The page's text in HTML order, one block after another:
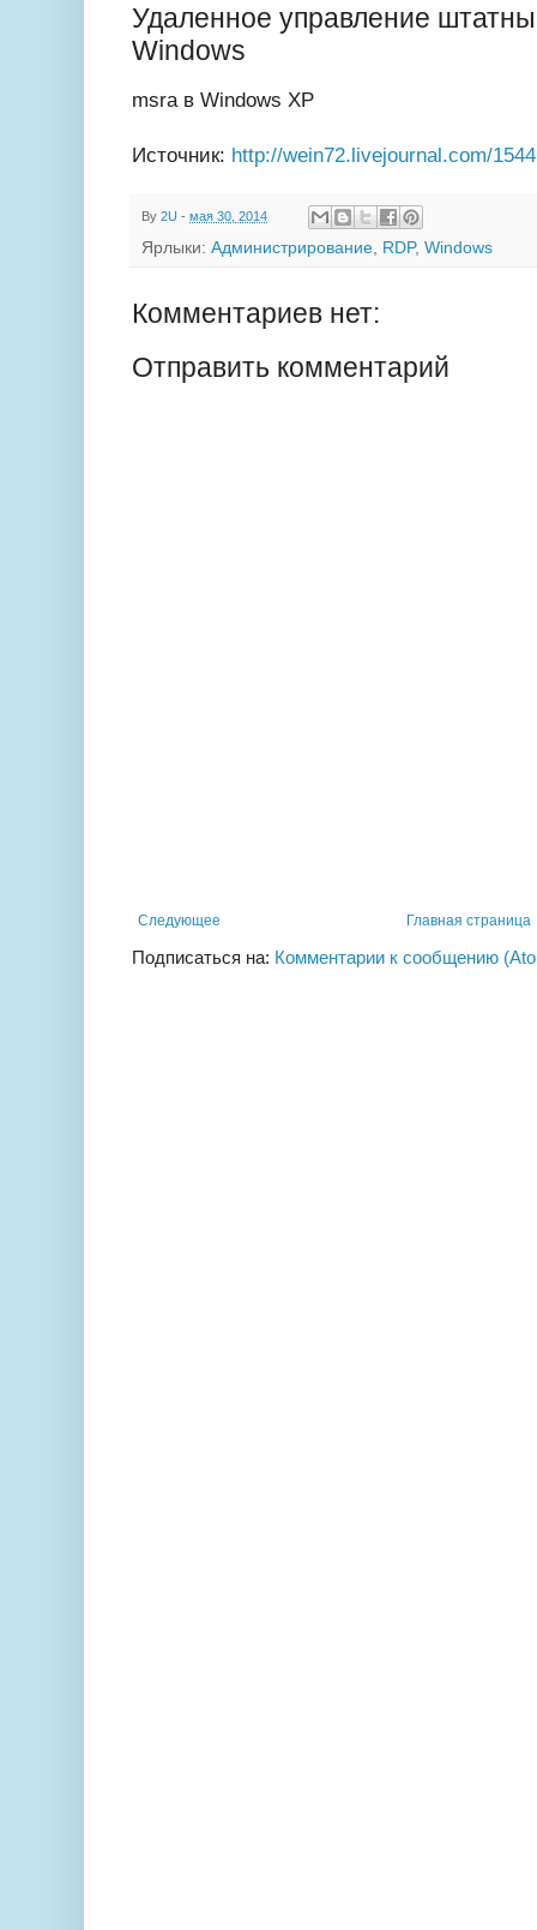
Удаленное управление
Windows
msra в Windows XP
Источник: http://wein72.livejournal.com/
By 2U - мая 30, 2014
Ярлыки: Администрирование, RDP, Windows
Комментариев нет:
Отправить комментарий
Следующее Главная страница
Подписаться на: Комментарии к сообщению